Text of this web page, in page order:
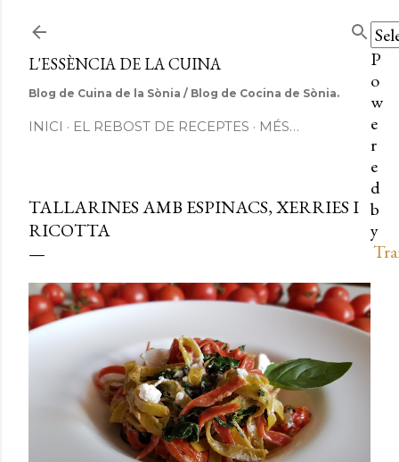
Salta al contingut principal
P
o
w
e
r
e
d
b
y
L'ESSÈNCIA DE LA CUINA
Blog de Cuina de la Sònia / Blog de Cocina de Sònia.
INICI EL REBOST DE RECEPTES MÉS…
TALLARINES AMB ESPINACS, XERRIES I
RICOTTA